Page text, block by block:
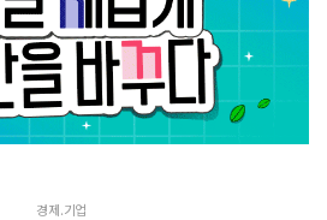
경제.기업